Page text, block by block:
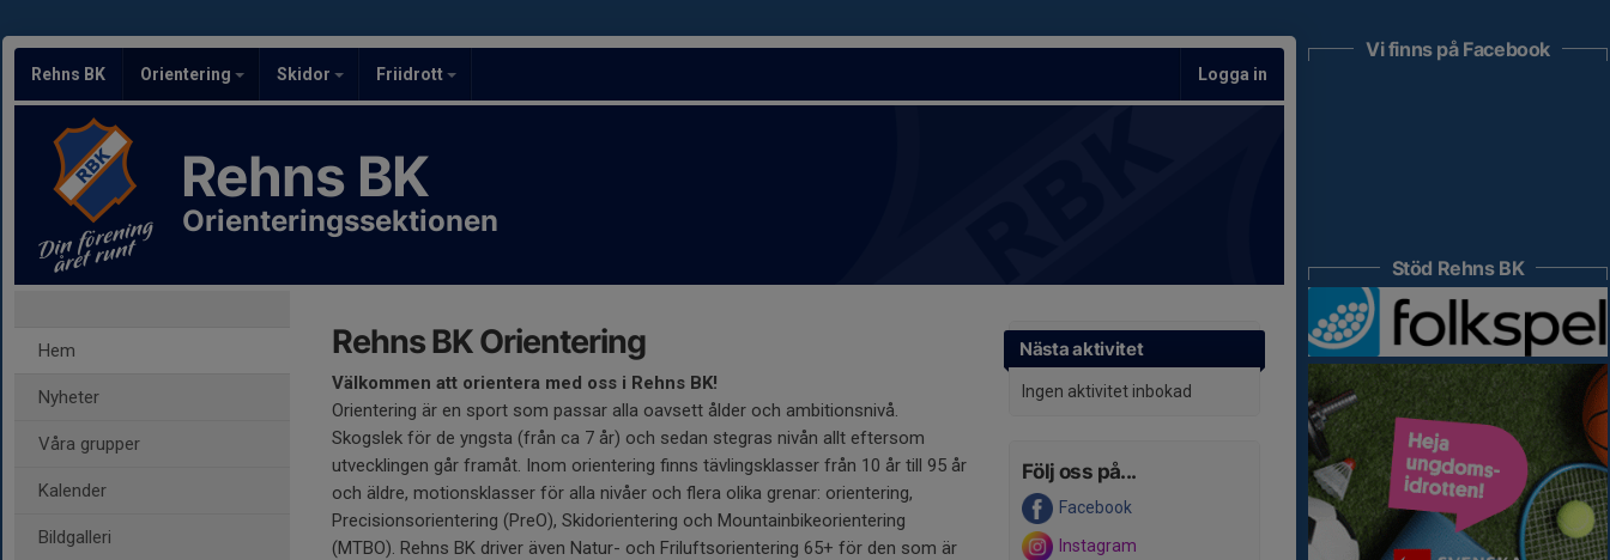
Rehns BK Orientering Skidor Friidrott Logga in
Rehns BK
Orienteringssektionen
Hem
Nyheter
Våra grupper
Kalender
Bildgalleri
Nästa aktivitet
Ingen aktivitet inbokad
Följ oss på...
Facebook
Instagram
Rehns BK Orientering
Välkommen att orientera med oss i Rehns BK!
Orientering är en sport som passar alla oavsett ålder och ambitionsnivå.
Skogslek för de yngsta (från ca 7 år) och sedan stegras nivån allt eftersom
utvecklingen går framåt. Inom orientering finns tävlingsklasser från 10 år till 95 år
och äldre, motionsklasser för alla nivåer och flera olika grenar: orientering,
Precisionsorientering (PreO), Skidorientering och Mountainbikeorientering
(MTBO). Rehns BK driver även Natur- och Friluftsorientering 65+ för den som är
Vi finns på Facebook
Stöd Rehns BK